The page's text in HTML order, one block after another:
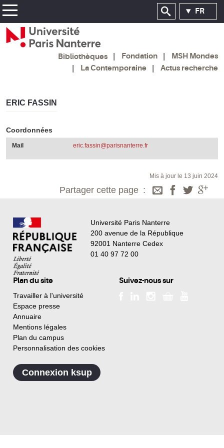
FR
Bibliothèques Fondation
MSH Mondes
La Contemporaine
Actus recherche
ERIC FASSIN
Coordonnées
Mail eric.fassin@parisnanterre.fr
Mis à jour le 13 juin 2024
Partager cette page
Université Paris Nanterre
200 avenue de la République
92001 Nanterre Cedex
01 40 97 72 00
Plan du site
Travailler à l'université
Espace presse
Annuaire
Mentions légales
Plan du campus
Personnalisation des cookies
Suivez-nous sur
Connexion ksup